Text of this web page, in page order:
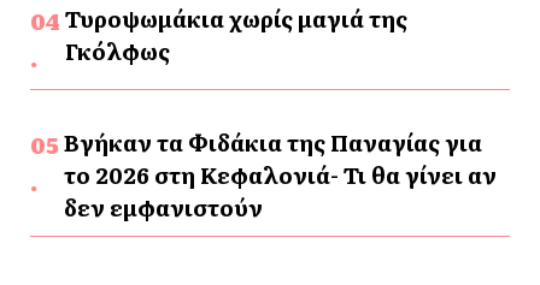
Τυροψωμάκια χωρίς μαγιά της
Γκόλφως
Βγήκαν τα Φιδάκια της Παναγίας για
το 2026 στη Κεφαλονιά- Τι θα γίνει αν
δεν εμφανιστούν